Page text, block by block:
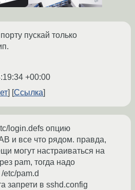
пускай только
+00:00
Ссылка
login.defs опцию
и все что рядом. правда,
могут настраиваться на
pam, тогда надо
etc/pam.d
запрети в sshd.config